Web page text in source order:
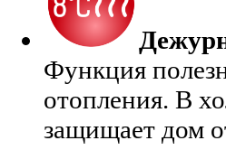
Функция
отопления. В
защищает дом